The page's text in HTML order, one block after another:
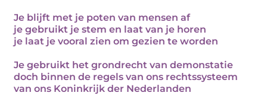
Je blijft met je poten van mensen af
je gebruikt je stem en laat van je horen
je laat je vooral zien om gezien te worden
Je gebruikt het grondrecht van demonstatie
doch binnen de regels van ons rechtssysteem
van ons Koninkrijk der Nederlanden